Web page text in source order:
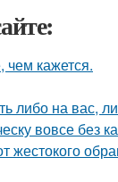
чем кажется.
либо на вас,
вовсе без
жестокого